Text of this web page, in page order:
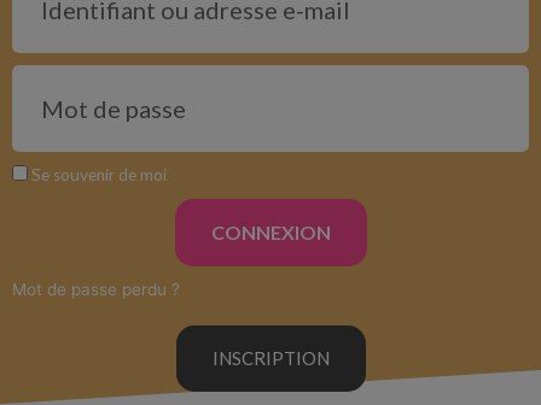
Se souvenir de moi
CONNEXION
Mot de passe perdu ?
INSCRIPTION